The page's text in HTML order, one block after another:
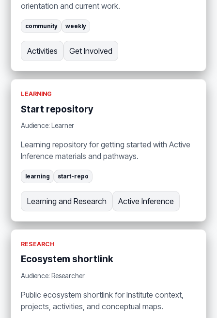
orientation and current work.
community weekly
Activities Get Involved
LEARNING
Start repository
Audience: Learner
Learning repository for getting started with Active
Inference materials and pathways.
learning start-repo
Learning and Research Active Inference
RESEARCH
Ecosystem shortlink
Audience: Researcher
Public ecosystem shortlink for Institute context,
projects, activities, and conceptual maps.